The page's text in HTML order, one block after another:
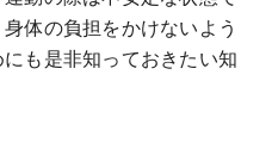
体の負担をかけないよう
も是非知っておきたい知